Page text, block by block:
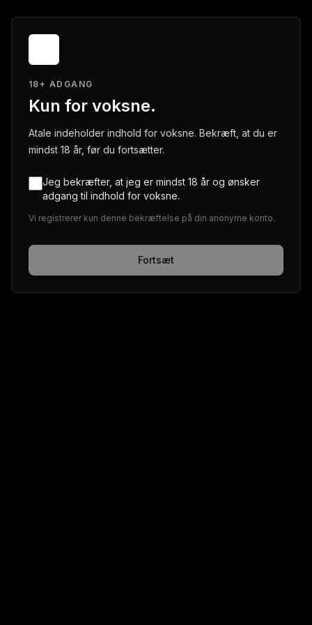
18+ ADGANG
Kun for voksne.
Atale indeholder indhold for voksne. Bekræft, at du er
mindst 18 år, før du fortsætter.
Jeg bekræfter, at jeg er mindst 18 år og ønsker
adgang til indhold for voksne.
Vi registrerer kun denne bekræftelse på din anonyme konto.
Fortsæt